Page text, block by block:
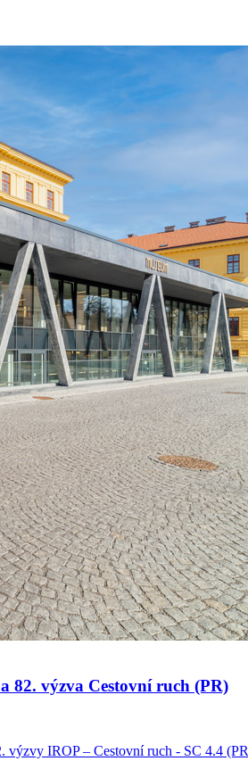
82. výzva Cestovní ruch (PR)
výzvy IROP – Cestovní ruch - SC 4.4